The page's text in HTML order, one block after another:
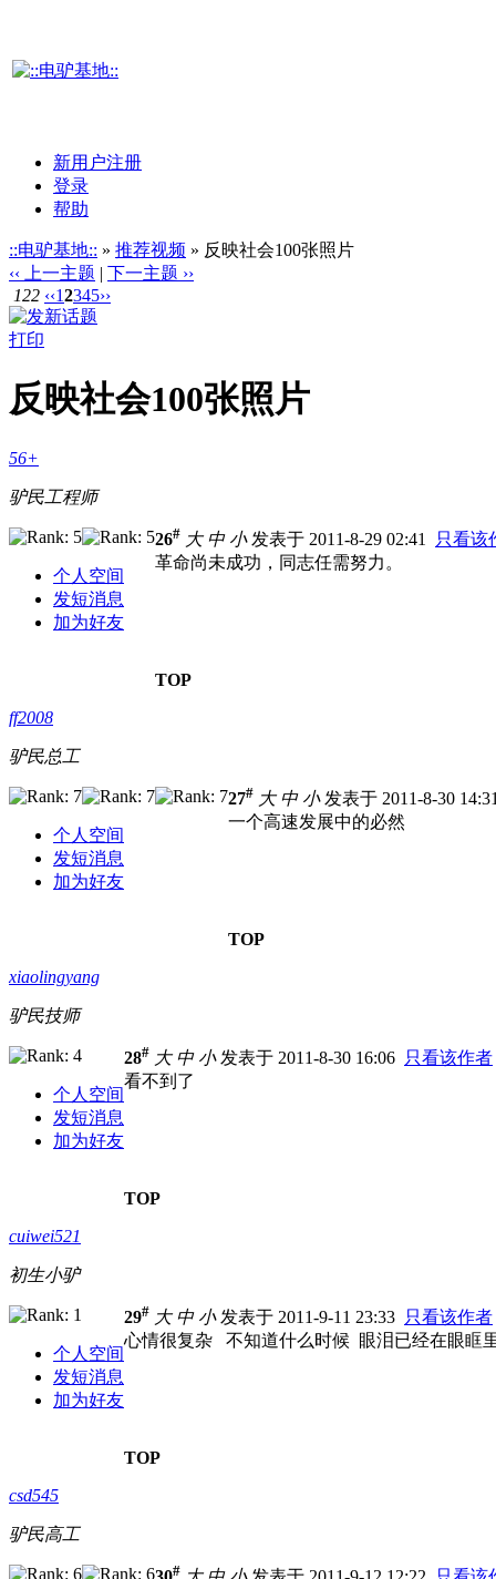
新用户注册
登录
帮助
::电驴基地:: » 推荐视频 » 反映社会100张照片
‹‹ 上一主题 | 下一主题 ››
122 ‹‹12345››
打印
反映社会100张照片
56+
驴民工程师
个人空间
发短消息
加为好友
26# 大 中 小发表于 2011-8-29 02:41
只看该
革命尚未成功，同志任需努力。
TOP
ff2008
驴民总工
个人空间
发短消息
加为好友
27# 大 中 小发表于 2011-8-30
一个高速发展中的必然
TOP
xiaolingyang
驴民技师
个人空间
发短消息
加为好友
28# 大 中 小发表于 2011-8-30 16:06 只看该作者
看不到了
TOP
cuiwei521
初生小驴
个人空间
发短消息
加为好友
29# 大 中 小发表于 2011-9-11 23:33 只看该作者
心情很复杂 不知道什么时候 眼泪已经在眼眶
TOP
csd545
驴民高工
#